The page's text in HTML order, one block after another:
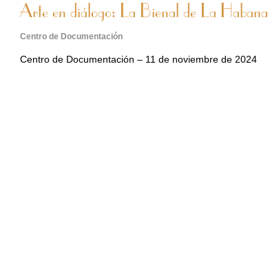
Arte en diálogo: La Bienal de La Habana
Centro de Documentación
Centro de Documentación – 11 de noviembre de 2024